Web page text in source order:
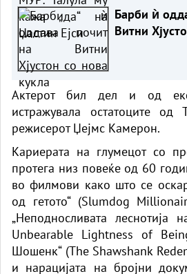
Барби ѝ
Витни
Актерот бил дел и од
истражувала остатоците од
режисерот Џејмс Камерон.
Кариерата на глумецот со
протега низ повеќе од 60
во филмови како што се
од гетото“ (Slumdog
„Неподносливата леснотија
Unbearable Lightness of
Шошенк“ (The Shawshank
и нарацијата на бројни